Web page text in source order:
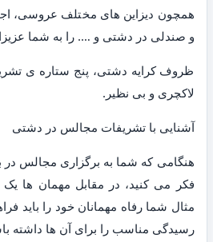
همچون دیزاین های مختلف عروسی،
و صندلی در دشتی و …. را به شما
ظروف کرایه دشتی، پنج ستاره ی
لاکچری و بی نظیر.
آشنایی با تشریفات مجالس در دشتی
هنگامی که شما به برگزاری مجالس در
فکر می کنید، در مقابل مهمان ها
مثال شما رفاه مهمانان خود را باید
رسیدگی مناسب را برای آن ها داشته